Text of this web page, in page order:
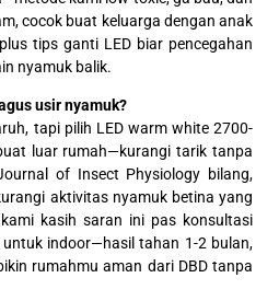
cocok buat keluarga dengan anak
tips ganti LED biar pencegahan
nyamuk balik.
usir nyamuk?
tapi pilih LED warm white 2700-
luar rumah—kurangi tarik tanpa
of Insect Physiology bilang,
aktivitas nyamuk betina yang
kasih saran ini pas konsultasi
indoor—hasil tahan 1-2 bulan,
rumahmu aman dari DBD tanpa